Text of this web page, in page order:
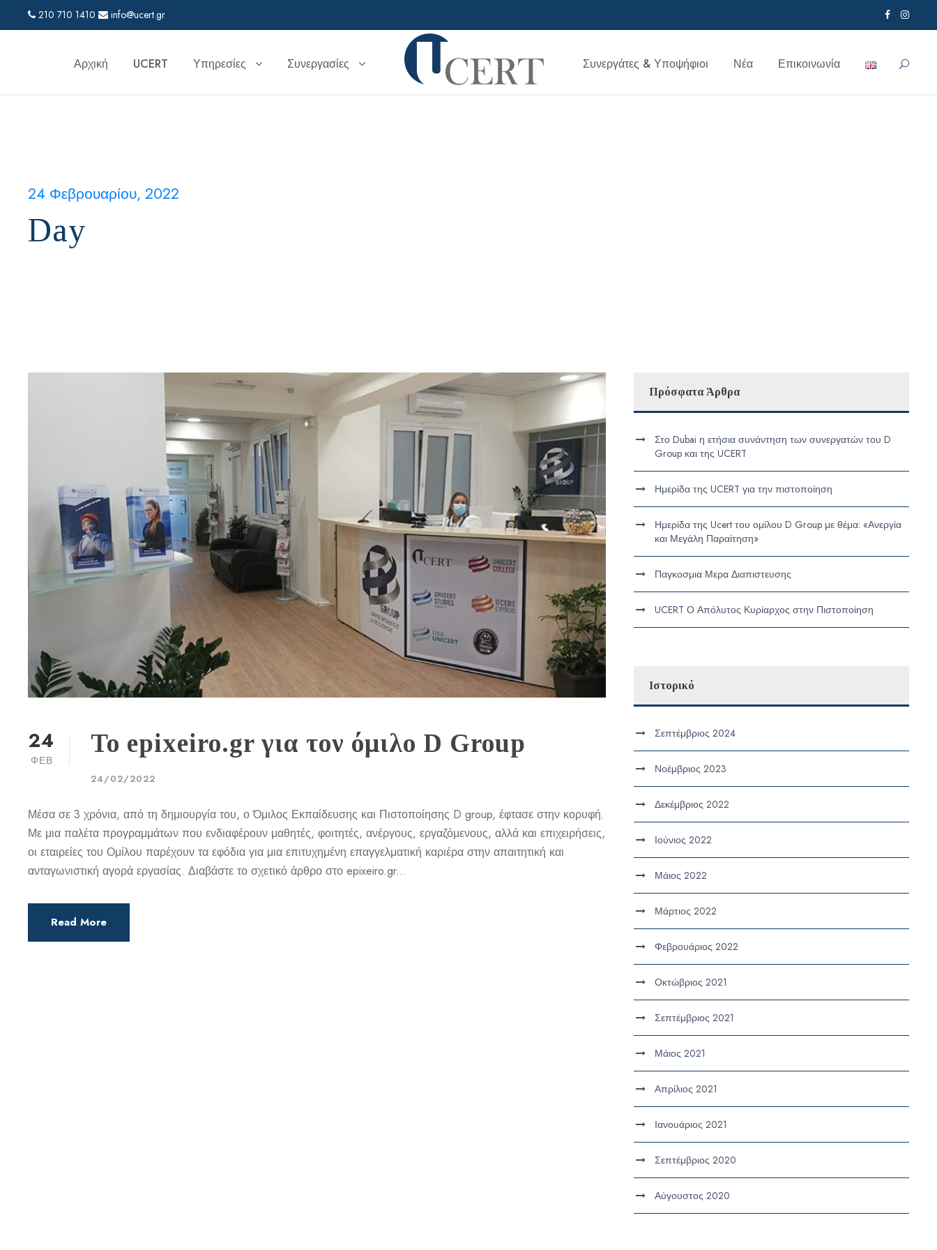
210 710 1410 info@ucert.gr
Αρχική UCERT Υπηρεσίες Συνεργασίες Συνεργάτες & Υποψήφιοι Νέα Επικοινωνία
24 Φεβρουαρίου, 2022
Day
24
ΦΕΒ
Το epixeiro.gr για τον όμιλο D Group
24/02/2022
Μέσα σε 3 χρόνια, από τη δημιουργία του, ο Όμιλος Εκπαίδευσης και Πιστοποίησης D group, έφτασε στην κορυφή.
Με μια παλέτα προγραμμάτων που ενδιαφέρουν μαθητές, φοιτητές, ανέργους, εργαζόμενους, αλλά και επιχειρήσεις,
οι εταιρείες του Ομίλου παρέχουν τα εφόδια για μια επιτυχημένη επαγγελματική καριέρα στην απαιτητική και
ανταγωνιστική αγορά εργασίας. Διαβάστε το σχετικό άρθρο στο epixeiro.gr...
Read More
Πρόσφατα Άρθρα
Στο Dubai η ετήσια συνάντηση των συνεργατών του D
Group και της UCERT
Ημερίδα της UCERT για την πιστοποίηση
Ημερίδα της Ucert του ομίλου D Group με θέμα: «Ανεργία
και Μεγάλη Παραίτηση»
Παγκοσμια Μερα Διαπιστευσης
UCERT Ο Απόλυτος Κυρίαρχος στην Πιστοποίηση
Ιστορικό
Σεπτέμβριος 2024
Νοέμβριος 2023
Δεκέμβριος 2022
Ιούνιος 2022
Μάιος 2022
Μάρτιος 2022
Φεβρουάριος 2022
Οκτώβριος 2021
Σεπτέμβριος 2021
Μάιος 2021
Απρίλιος 2021
Ιανουάριος 2021
Σεπτέμβριος 2020
Αύγουστος 2020